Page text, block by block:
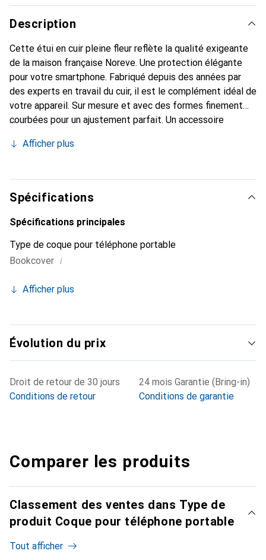
Description
Cette étui en cuir pleine fleur reflète la qualité exigeante
de la maison française Noreve. Une protection élégante
pour votre smartphone. Fabriqué depuis des années par
des experts en travail du cuir, il est le complément idéal de
votre appareil. Sur mesure et avec des formes finement
courbées pour un ajustement parfait. Un accessoire
marque Noreve est reconnue internationalement pour ses
choix pour le client exigeant.
Afficher plus
Spécifications
Spécifications principales
Type de coque pour téléphone portable
Bookcover i
Afficher plus
Évolution du prix
Droit de retour de 30 jours
Conditions de retour
24 mois Garantie (Bring-in)
Conditions de garantie
Comparer les produits
Classement des ventes dans Type de
produit Coque pour téléphone portable
Tout afficher